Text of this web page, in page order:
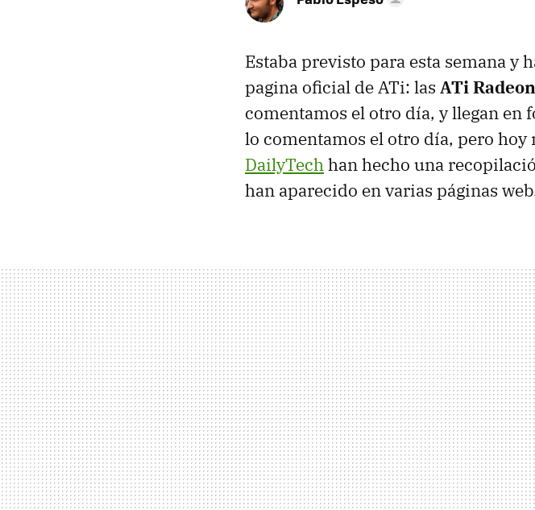
Estaba previsto para esta semana y
pagina oficial de ATi: las ATi
comentamos el otro día, y llegan en
lo comentamos el otro día, pero hoy
DailyTechhan hecho una
han aparecido en varias páginas